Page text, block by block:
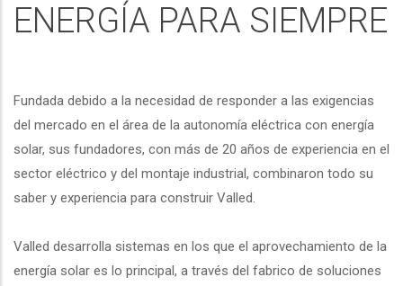
ENERGÍA PARA SIEMPRE
Fundada debido a la necesidad de responder a las exigencias
del mercado en el área de la autonomía eléctrica con energía
solar, sus fundadores, con más de 20 años de experiencia en el
sector eléctrico y del montaje industrial, combinaron todo su
saber y experiencia para construir Valled.
Valled desarrolla sistemas en los que el aprovechamiento de la
energía solar es lo principal, a través del fabrico de soluciones